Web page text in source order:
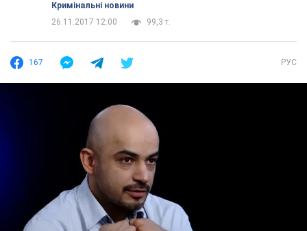
Кримінальні новини
26.11.2017 12:00
99,3 т.
167 РУС